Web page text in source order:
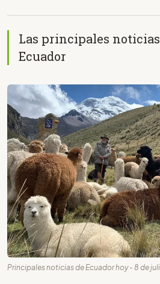
Las principales
Ecuador
Principales noticias de Ecuador hoy - 8 de